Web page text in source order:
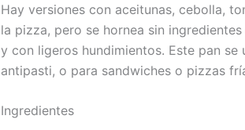
Hay versiones con aceitunas, cebolla,
la pizza, pero se hornea sin
y con ligeros hundimientos. Este pan
antipasti, o para sandwiches o pizzas
Ingredientes